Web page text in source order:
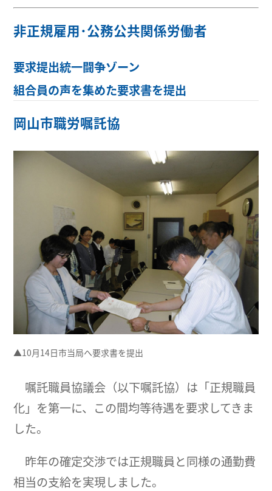
非正規雇用･公務公共関係労働者
要求提出統一闘争ゾーン
組合員の声を集めた要求書を提出
岡山市職労嘱託協
▲10月14日市当局へ要求書を提出
嘱託職員協議会（以下嘱託協）は「正規職員
化」を第一に、この間均等待遇を要求してきま
した。
昨年の確定交渉では正規職員と同様の通勤費
相当の支給を実現しました。